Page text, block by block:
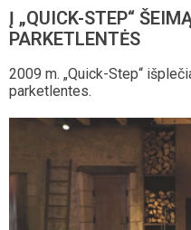
Į „QUICK-STEP“
PARKETLENTĖS
2009 m. „Quick-Step“
parketlentes.